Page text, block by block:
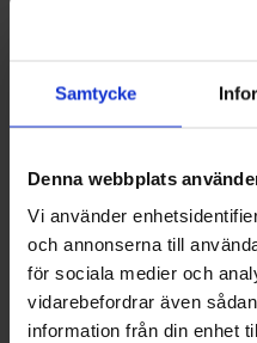
Samtycke
Denna webbplats
Vi använder
och annonserna till
för sociala medier och
vidarebefordrar även
information från din enhet
Pellets måste
Pellets bör förvaras i
sönder och orsaka
Säckar bör stå
bulkförråd behöver